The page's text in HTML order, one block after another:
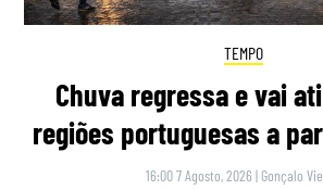
TEMPO
Chuva regressa e vai
regiões portuguesas a
16:00 7 Agosto, 2026 | Gonçalo